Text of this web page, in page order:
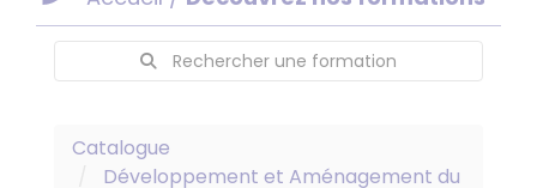
Rechercher une formation
Catalogue
Développement et Aménagement du